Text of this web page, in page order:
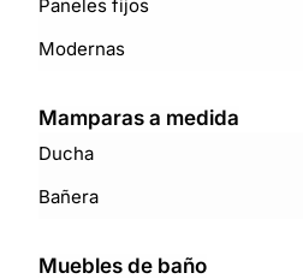
Paneles fijos
Modernas
Mamparas a medida
Ducha
Bañera
Muebles de baño